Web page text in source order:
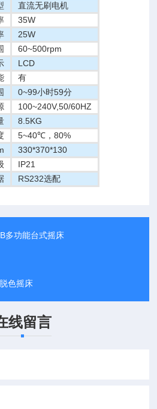
直流无刷电机
35W
25W
60~500rpm
LCD
有
0~99小时59分
100~240V,50/60HZ
8.5KG
5~40℃，80%
330*370*130
IP21
RS232选配
多功能台式摇床
色摇床
线留言